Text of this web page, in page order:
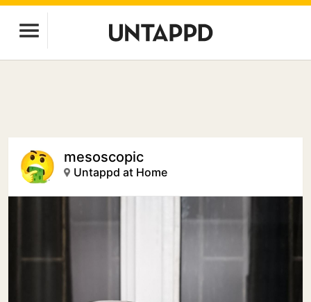
mesoscopic
Untappd at Home